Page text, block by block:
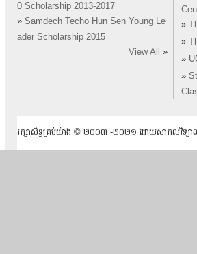
0 Scholarship 2013-2017
» Samdech Techo Hun Sen Young Le
ader Scholarship 2015
View All
»
»
»
»
»
រក្សាសិទ្ធគ្រប់យ៉ាង ​© ២០០៣ -២០២១ ដោយសាកលវិទ្យា